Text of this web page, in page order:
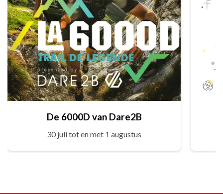
De 6000D van Dare2B
30 juli tot en met 1 augustus